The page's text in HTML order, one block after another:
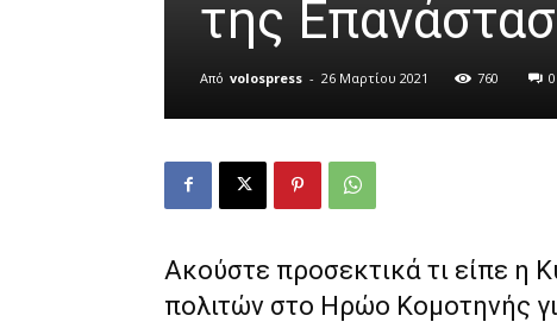
της
Από volospress - 26 Μαρτίου 2021 760 0
Ακούστε προσεκτικά τι είπε η
πολιτών στο Ηρώο Κομοτηνής